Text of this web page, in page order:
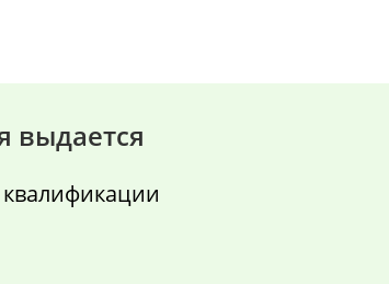
выдается